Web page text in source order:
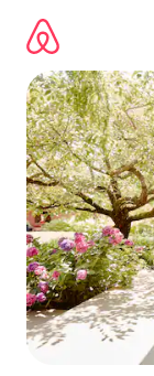
Inhalten
springen